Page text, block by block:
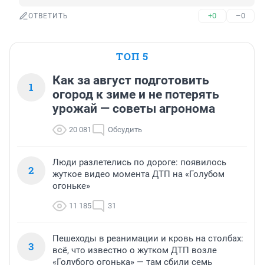
ОТВЕТИТЬ +0 –0
ТОП 5
1
Как за август подготовить
огород к зиме и не потерять
урожай — советы агронома
20 081 Обсудить
2
Люди разлетелись по дороге: появилось
жуткое видео момента ДТП на «Голубом
огоньке»
11 185 31
3
Пешеходы в реанимации и кровь на столбах:
всё, что известно о жутком ДТП возле
«Голубого огонька» — там сбили семь